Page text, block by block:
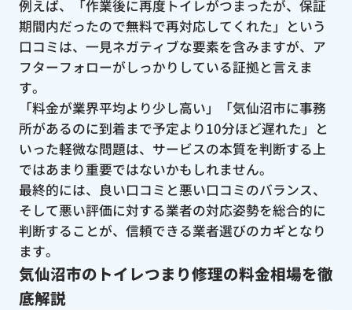
例えば、「作業後に再度トイレがつまったが、保証
期間内だったので無料で再対応してくれた」という
口コミは、一見ネガティブな要素を含みますが、ア
フターフォローがしっかりしている証拠と言えま
す。
「料金が業界平均より少し高い」「気仙沼市に事務
所があるのに到着まで予定より10分ほど遅れた」と
いった軽微な問題は、サービスの本質を判断する上
ではあまり重要ではないかもしれません。
最終的には、良い口コミと悪い口コミのバランス、
そして悪い評価に対する業者の対応姿勢を総合的に
判断することが、信頼できる業者選びのカギとなり
ます。
気仙沼市のトイレつまり修理の料金相場を徹
底解説